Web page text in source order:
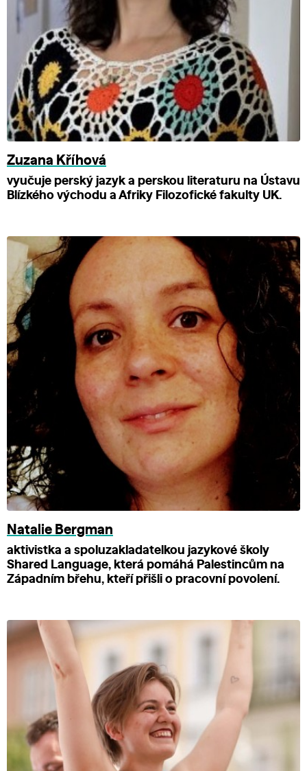
Zuzana Kříhová
vyučuje perský jazyk a perskou literaturu na Ústavu
Blízkého východu a Afriky Filozofické fakulty UK.
Natalie Bergman
aktivistka a spoluzakladatelkou jazykové školy
Shared Language, která pomáhá Palestincům na
Západním břehu, kteří přišli o pracovní povolení.